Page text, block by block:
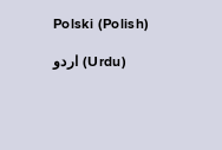
Polski (Polish)
اردو (Urdu)